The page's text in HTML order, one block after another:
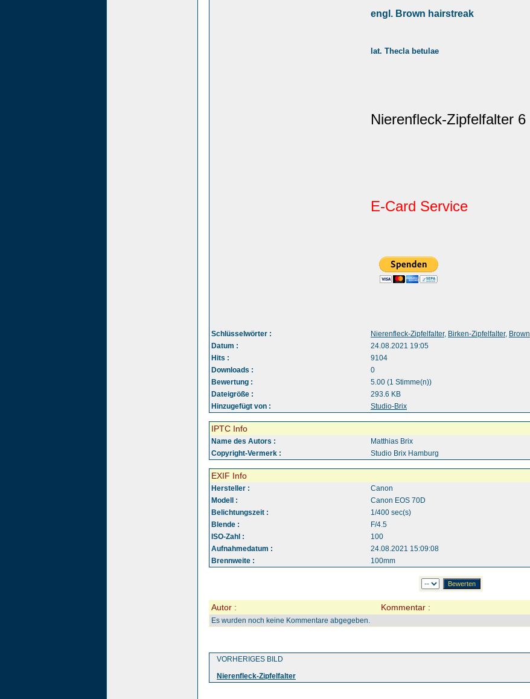
engl. Brown hairstreak
lat. Thecla betulae
Nierenfleck-Zipfelfalter 6
E-Card Service
Schlüsselwörter : Nierenfleck-Zipfelfalter, Birken-Zipfelfalter, Brown
Datum :
24.08.2021 19:05
Hits :
9104
Downloads :
0
Bewertung :
5.00 (1 Stimme(n))
Dateigröße :
293.6 KB
Hinzugefügt von :
Studio-Brix
IPTC Info
Name des Autors :
Matthias Brix
Copyright-Vermerk :
Studio Brix Hamburg
EXIF Info
Hersteller :
Canon
Modell :
Canon EOS 70D
Belichtungszeit :
1/400 sec(s)
Blende :
F/4.5
ISO-Zahl :
100
Aufnahmedatum :
24.08.2021 15:09:08
Brennweite :
100mm
Autor : Kommentar :
Es wurden noch keine Kommentare abgegeben.
VORHERIGES BILD
Nierenfleck-Zipfelfalter